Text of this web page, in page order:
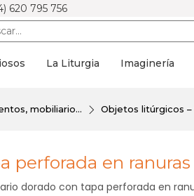
620 795 756
La Liturgia Imaginería
mobiliario... Objetos litúrgicos
perforada en
dorado con tapa perforada en